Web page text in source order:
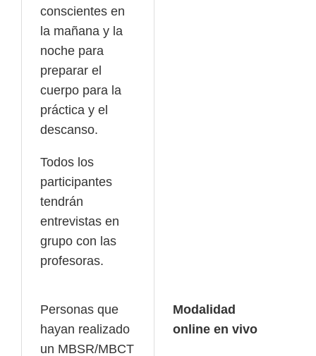
conscientes en
la mañana y la
noche para
preparar el
cuerpo para la
práctica y el
descanso.
Todos los
participantes
tendrán
entrevistas en
grupo con las
profesoras.
Personas que
hayan realizado
un MBSR/MBCT
Modalidad
online en vivo